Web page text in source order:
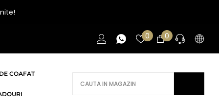
0Liste
de
favorite
00
articole
AI NEVOIE DE AJUTOR?
COAFAT